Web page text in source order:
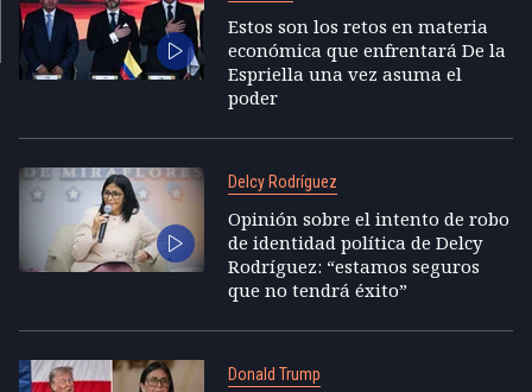
Estos son los retos en materia
económica que enfrentará De la
Espriella una vez asuma el
poder
Delcy Rodríguez
Opinión sobre el intento de robo
de identidad política de Delcy
Rodríguez: “estamos seguros
que no tendrá éxito”
Donald Trump